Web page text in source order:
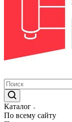
Каталог
По всему сайту